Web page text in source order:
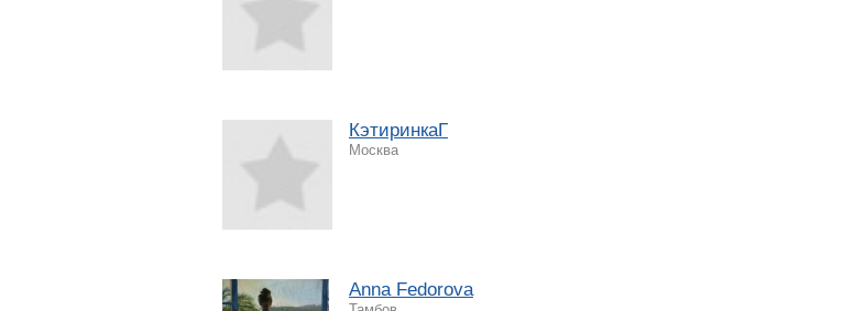
КэтиринкаГ
Москва
Anna Fedorova